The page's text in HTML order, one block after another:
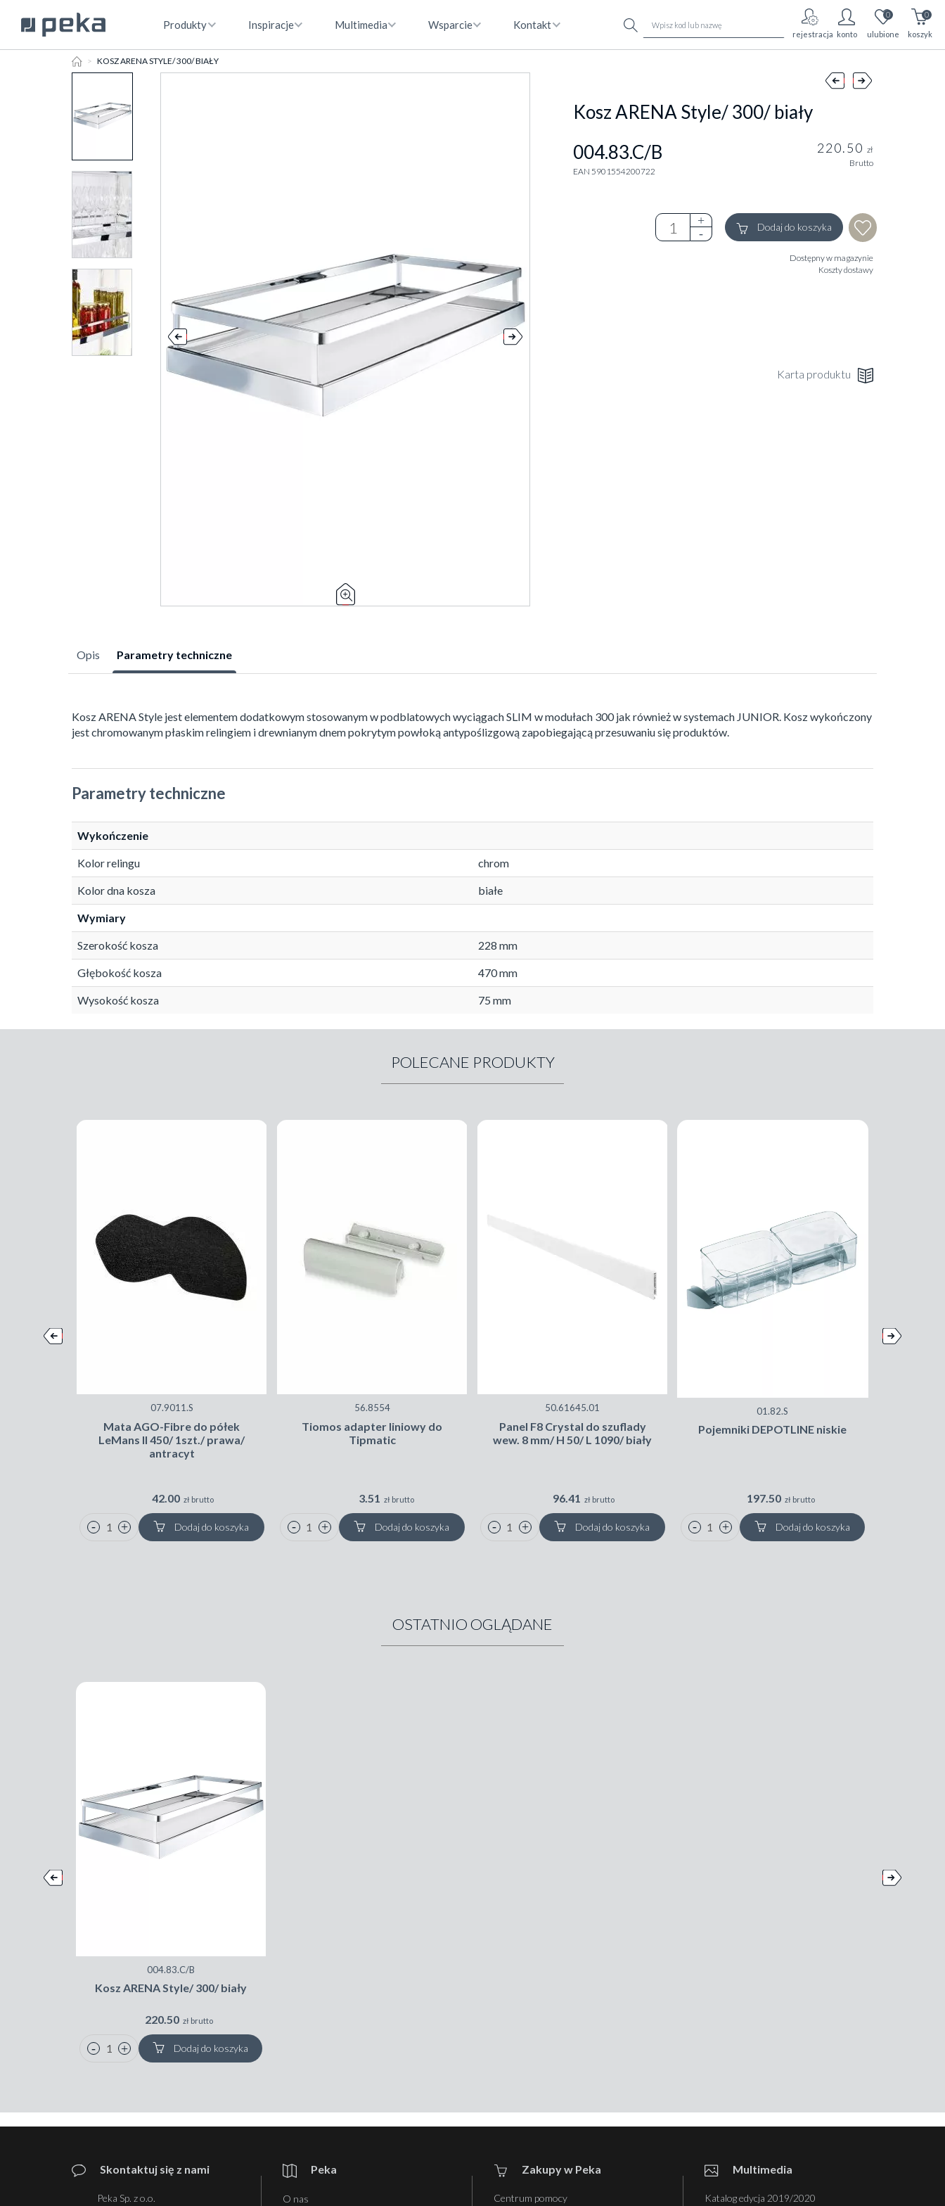
Produkty Inspiracje Multimedia Wsparcie Kontakt
rejestracja konto
0
ulubione
0
koszyk
HOMEKOSZ ARENA STYLE/ 300/ BIAŁY
Kosz ARENA Style/ 300/ biały
004.83.C/B
EAN 5901554200722
220.50 zł
Brutto
Dodaj do koszyka
Dostępny w magazynie
Koszty dostawy
Karta produktu
Opis Parametry techniczne
Kosz ARENA Style jest elementem dodatkowym stosowanym w podblatowych wyciągach SLIM w modułach 300 jak również w systemach JUNIOR. Kosz wykończony
jest chromowanym płaskim relingiem i drewnianym dnem pokrytym powłoką antypoślizgową zapobiegającą przesuwaniu się produktów.
Parametry techniczne
Wykończenie
Kolor relingu chrom
Kolor dna kosza białe
Wymiary
Szerokość kosza 228 mm
Głębokość kosza 470 mm
Wysokość kosza 75 mm
POLECANE PRODUKTY
07.9011.S
Mata AGO-Fibre do półek
LeMans II 450/ 1szt./ prawa/
antracyt
42.00 zł brutto
Dodaj do koszyka
56.8554
Tiomos adapter liniowy do
Tipmatic
3.51 zł brutto
Dodaj do koszyka
50.61645.01
Panel F8 Crystal do szuflady
wew. 8 mm/ H 50/ L 1090/ biały
96.41 zł brutto
Dodaj do koszyka
01.82.S
Pojemniki DEPOTLINE niskie
197.50 zł brutto
Dodaj do koszyka
OSTATNIO OGLĄDANE
004.83.C/B
Kosz ARENA Style/ 300/ biały
220.50 zł brutto
Dodaj do koszyka
Skontaktuj się z nami
Peka Sp. z o.o.
Peka
O nas
Zakupy w Peka
Centrum pomocy
Multimedia
Katalog edycja 2019/2020